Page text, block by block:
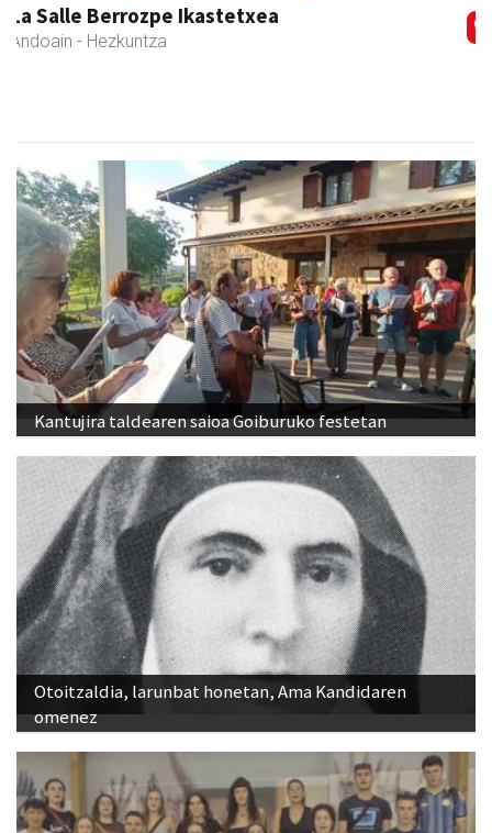
Kuttun kafetegia
Andoain - Gozotegiak
Kantujira taldearen saioa Goiburuko festetan
Otoitzaldia, larunbat honetan, Ama Kandidaren
omenez